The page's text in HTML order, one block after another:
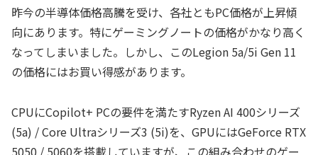
昨今の半導体価格高騰を受け、各社ともPC価格が上昇傾
向にあります。特にゲーミングノートの価格がかなり高く
なってしまいました。しかし、このLegion 5a/5i Gen 11
の価格にはお買い得感があります。
CPUにCopilot+ PCの要件を満たすRyzen AI 400シリーズ
(5a) / Core Ultraシリーズ3 (5i)を、GPUにはGeForce RTX
5050 / 5060を搭載していますが、この組み合わせのゲー